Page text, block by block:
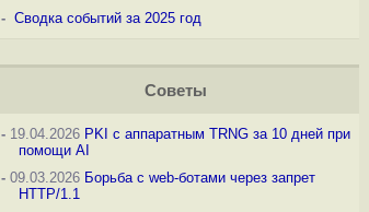
- Сводка событий за 2025 год
Советы
-19.04.2026 PKI с аппаратным TRNG за 10 дней при
помощи AI
-09.03.2026 Борьба с web-ботами через запрет
HTTP/1.1